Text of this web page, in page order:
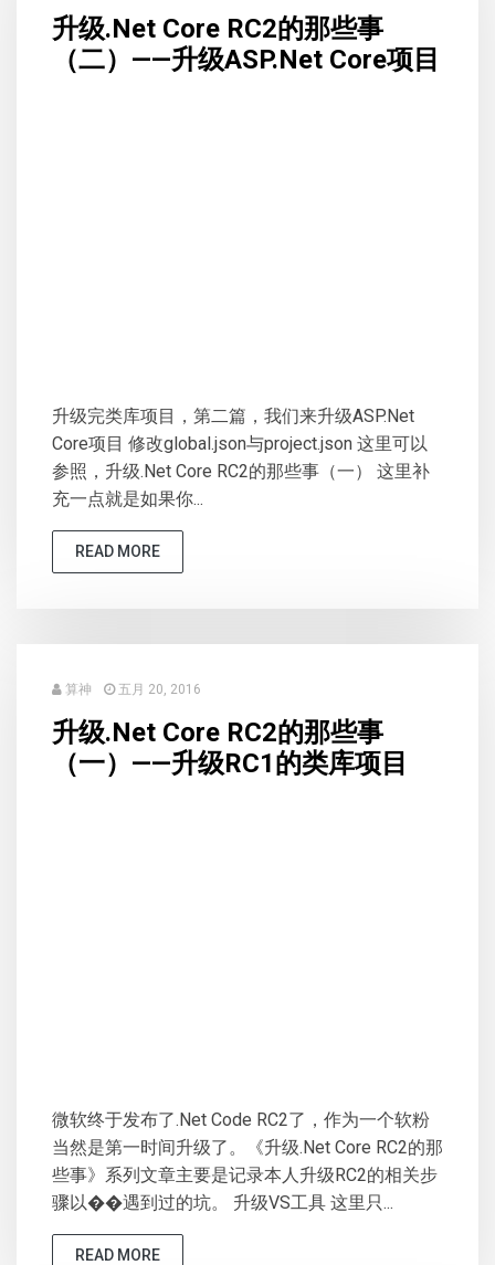
升级.Net Core RC2的那些事
（二）——升级ASP.Net Core项目
升级完类库项目，第二篇，我们来升级ASP.Net
Core项目 修改global.json与project.json 这里可以
参照，升级.Net Core RC2的那些事（一） 这里补
充一点就是如果你...
READ MORE
算神 五月 20, 2016
升级.Net Core RC2的那些事
（一）——升级RC1的类库项目
微软终于发布了.Net Code RC2了，作为一个软粉
当然是第一时间升级了。《升级.Net Core RC2的那
些事》系列文章主要是记录本人升级RC2的相关步
骤以��遇到过的坑。 升级VS工具 这里只...
READ MORE